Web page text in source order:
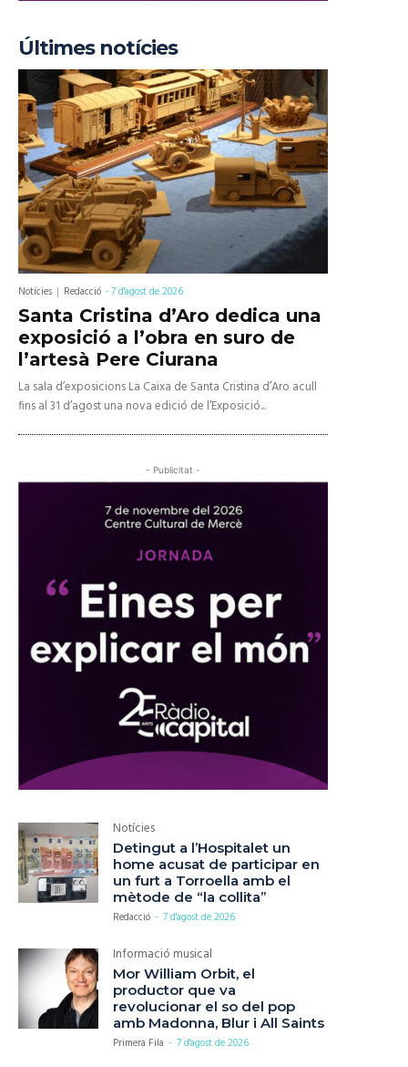
Últimes notícies
Notícies Redacció -7 d'agost de 2026
Santa Cristina d’Aro dedica una
exposició a l’obra en suro de
l’artesà Pere Ciurana
La sala d’exposicions La Caixa de Santa Cristina d’Aro acull
fins al 31 d’agost una nova edició de l’Exposició...
- Publicitat -
Notícies
Detingut a l’Hospitalet un
home acusat de participar en
un furt a Torroella amb el
mètode de “la collita”
Redacció - 7 d'agost de 2026
Informació musical
Mor William Orbit, el
productor que va
revolucionar el so del pop
amb Madonna, Blur i All Saints
Primera Fila - 7 d'agost de 2026